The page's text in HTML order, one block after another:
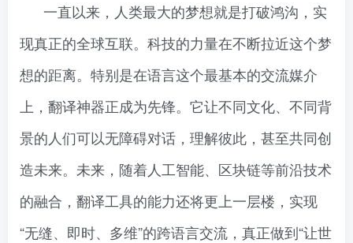
一直以来，人类最大的梦想就是打破鸿沟，实
现真正的全球互联。科技的力量在不断拉近这个梦
想的距离。特别是在语言这个最基本的交流媒介
上，翻译神器正成为先锋。它让不同文化、不同背
景的人们可以无障碍对话，理解彼此，甚至共同创
造未来。未来，随着人工智能、区块链等前沿技术
的融合，翻译工具的能力还将更上一层楼，实现
“无缝、即时、多维”的跨语言交流，真正做到“让世